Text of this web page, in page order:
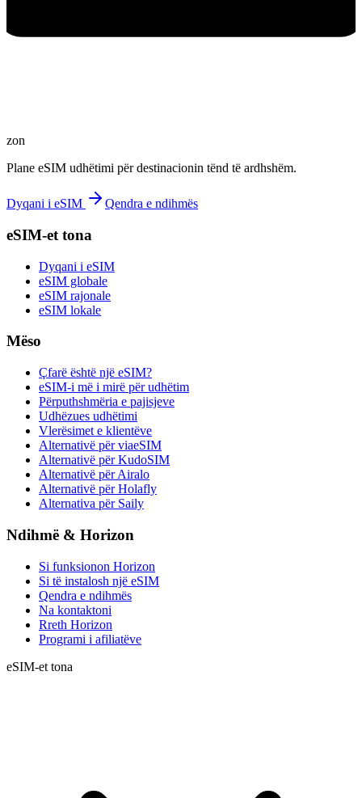
zon
Plane eSIM udhëtimi për destinacionin tënd të ardhshëm.
Dyqani i eSIM Qendra e ndihmës
eSIM-et tona
Dyqani i eSIM
eSIM globale
eSIM rajonale
eSIM lokale
Mëso
Çfarë është një eSIM?
eSIM-i më i mirë për udhëtim
Përputhshmëria e pajisjeve
Udhëzues udhëtimi
Vlerësimet e klientëve
Alternativë për viaeSIM
Alternativë për KudoSIM
Alternativë për Airalo
Alternativë për Holafly
Alternativa për Saily
Ndihmë & Horizon
Si funksionon Horizon
Si të instalosh një eSIM
Qendra e ndihmës
Na kontaktoni
Rreth Horizon
Programi i afiliatëve
eSIM-et tona